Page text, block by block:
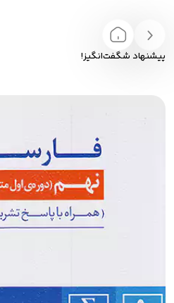
پیشنهاد شگفت‌انگیز!